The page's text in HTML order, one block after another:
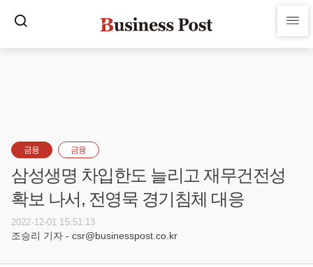
금융 금융
삼성생명 차입한도 늘리고 재무건전성
확보 나서, 전영묵 경기침체 대응
2022-12-01 15:51:13
조승리 기자 - csr@businesspost.co.kr